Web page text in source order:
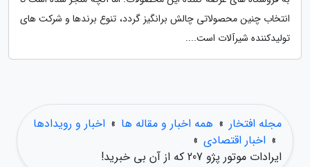
انتخاب چنین محصولاتی چالش برانگیز گردد، تنوع برندها و شرکت های
تولیدکننده شیرآلات است....
مجله افتخار » همه اخبار و مقاله ها » اخبار و رویدادها
» اخبار اقتصادی »
ایرادات موتور پژو 207 که از آن بی خبرید!